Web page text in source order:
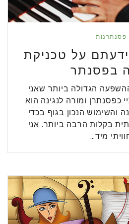
פסנתרנות
על טכניקת
בפסנתר
הגדולה ביותר שאני
כפסנתרן ומורה לנגינה הוא
והשימוש הנכון בגוף בכדי
בקלות הרבה ביותר. אני
מיד…